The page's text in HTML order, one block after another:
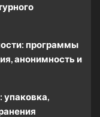
программы
анонимность и